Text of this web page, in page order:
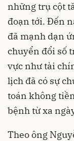
những trụ cột
đoạn tới. Đến
đã mạnh dạn
chuyển đổi số
vực như tài
lịch đã có sự
toán không
bệnh từ xa
Theo ông